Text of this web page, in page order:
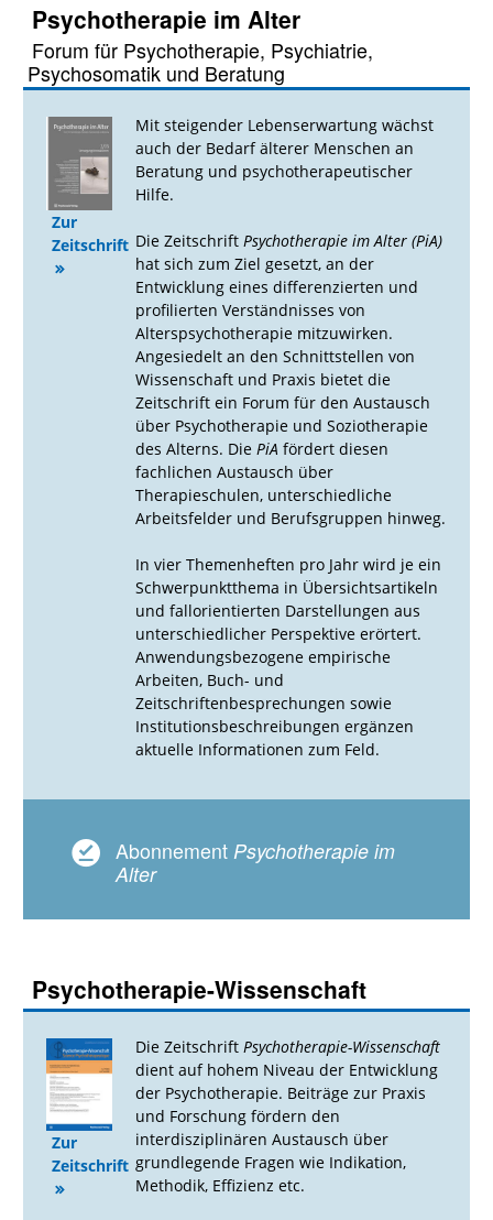
Psychotherapie im Alter
Forum für Psychotherapie, Psychiatrie,
Psychosomatik und Beratung
Zur
Zeitschrift
Mit steigender Lebenserwartung wächst
auch der Bedarf älterer Menschen an
Beratung und psychotherapeutischer
Hilfe.
Die Zeitschrift Psychotherapie im Alter (PiA)
hat sich zum Ziel gesetzt, an der
Entwicklung eines differenzierten und
profilierten Verständnisses von
Alterspsychotherapie mitzuwirken.
Angesiedelt an den Schnittstellen von
Wissenschaft und Praxis bietet die
Zeitschrift ein Forum für den Austausch
über Psychotherapie und Soziotherapie
des Alterns. Die PiA fördert diesen
fachlichen Austausch über
Therapieschulen, unterschiedliche
Arbeitsfelder und Berufsgruppen hinweg.
In vier Themenheften pro Jahr wird je ein
Schwerpunktthema in Übersichtsartikeln
und fallorientierten Darstellungen aus
unterschiedlicher Perspektive erörtert.
Anwendungsbezogene empirische
Arbeiten, Buch- und
Zeitschriftenbesprechungen sowie
Institutionsbeschreibungen ergänzen
aktuelle Informationen zum Feld.
Abonnement Psychotherapie im
Alter
Psychotherapie-Wissenschaft
Zur
Zeitschrift
Die Zeitschrift Psychotherapie-Wissenschaft
dient auf hohem Niveau der Entwicklung
der Psychotherapie. Beiträge zur Praxis
und Forschung fördern den
interdisziplinären Austausch über
grundlegende Fragen wie Indikation,
Methodik, Effizienz etc.